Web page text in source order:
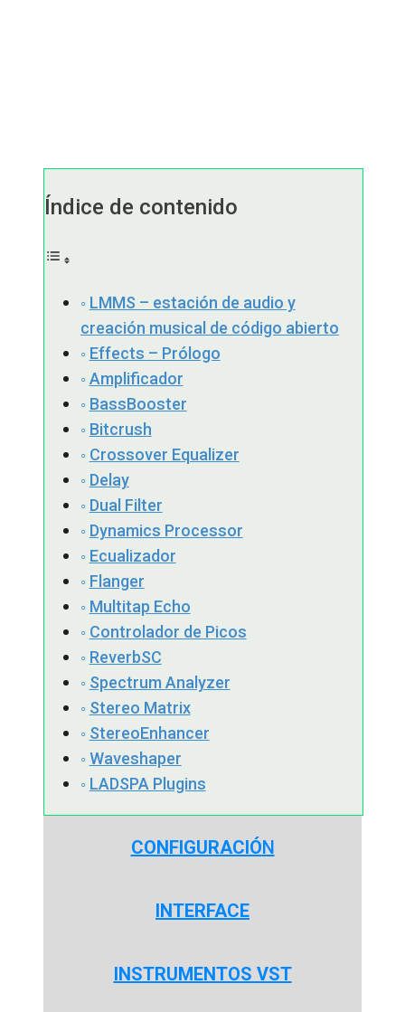
Índice de contenido
LMMS – estación de audio y
creación musical de código abierto
Effects – Prólogo
Amplificador
BassBooster
Bitcrush
Crossover Equalizer
Delay
Dual Filter
Dynamics Processor
Ecualizador
Flanger
Multitap Echo
Controlador de Picos
ReverbSC
Spectrum Analyzer
Stereo Matrix
StereoEnhancer
Waveshaper
LADSPA Plugins
CONFIGURACIÓN
INTERFACE
INSTRUMENTOS VST